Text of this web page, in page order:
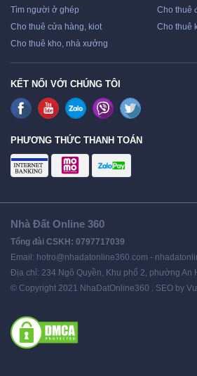
Tìm người ở ghép
Cho thuê
Cho thuê cửa hàng, kiot
Cho thuê kho, nhà xưởng
KẾT NỐI VỚI CHÚNG TÔI
PHƯƠNG THỨC THANH TOÁN
Nhà Đất Online 360
Tổng đài CSKH: 0797717039
Email: hotro@nhadatonline360.com -
Địa chỉ: 234 Ngô Quyền, Khu phố 2, phường An
© Copyright 2021 NhaDatOnline360 . SEO by